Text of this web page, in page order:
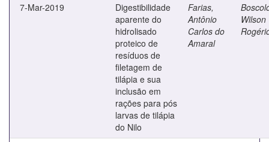
7-Mar-2019
Digestibilidade
aparente do
hidrolisado
proteico de
resíduos de
filetagem de
tilápia e sua
inclusão em
rações para pós
larvas de tilápia
do Nilo
Farias,
Antônio
Carlos do
Amaral
Wilson